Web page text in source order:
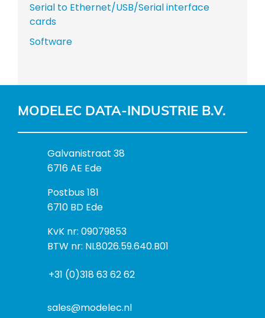
Serial to Ethernet/USB/Serial interface
cards
Software
MODELEC DATA-INDUSTRIE B.V.
B
e
o
e
k
a
r
Galvanistraat 38
6716 AE Ede
P
o
t
a
s
Postbus 181
6710 BD Ede
I
n
o
m
KvK nr: 09079853
BTW nr: NL8026.59.640.B01
+31 (0)318 63 62 62
sales@modelec.nl